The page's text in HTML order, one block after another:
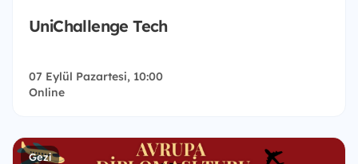
UniChallenge Tech
07 Eylül Pazartesi, 10:00
Online
Gezi